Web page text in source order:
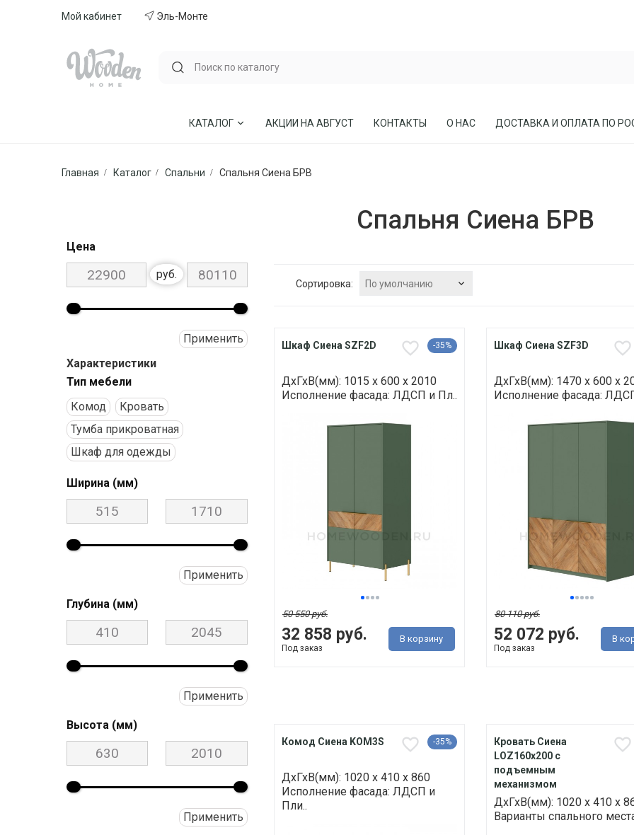
Мой кабинет Эль-Монте
КАТАЛОГ
МЯГКАЯ МЕБЕЛЬ
СТОЛЫ ОБЕДЕННЫЕ
КАБИНЕТЫ, БИБЛИОТЕКИ
АКЦИИ НА АВГУСТ КОНТАКТЫ О НАС ДОСТАВКА И ОПЛАТА ПО
Главная Каталог Спальни Спальня Сиена БРВ
Спальня Сиена БРВ
Цена
руб.
Применить
Характеристики
Тип мебели
Комод
Кровать
Тумба прикроватная
Шкаф для одежды
Ширина (мм)
Применить
Глубина (мм)
Применить
Высота (мм)
Применить
Сортировка: По умолчанию
Шкаф Сиена SZF2D -35%
ДхГхВ(мм): 1015 х 600 х 2010
Исполнение фасада: ЛДСП и Пл..
32 858 руб.
50 550 руб.
Под заказ
В корзину
Шкаф Сиена SZF3D
ДхГхВ(мм): 1470 х 600 х
Исполнение фасада:
52 072 руб.
80 110 руб.
Под заказ
В
Комод Сиена KOM3S -35%
ДхГхВ(мм): 1020 х 410 х 860
Исполнение фасада: ЛДСП и
Пли..
Кровать Сиена
LOZ160х200 с
подъемным
механизмом
ДхГхВ(мм): 1020 х 410 х
Варианты спального